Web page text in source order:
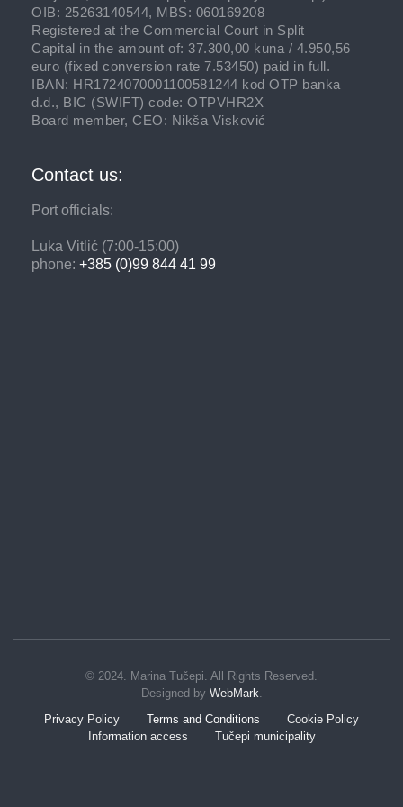
OIB: 25263140544, MBS: 060169208
Registered at the Commercial Court in Split
Capital in the amount of: 37.300,00 kuna / 4.950,56
euro (fixed conversion rate 7.53450) paid in full.
IBAN: HR1724070001100581244 kod OTP banka
d.d., BIC (SWIFT) code: OTPVHR2X
Board member, CEO: Nikša Visković
Contact us:
Port officials:
Luka Vitlić (7:00-15:00)
phone: +385 (0)99 844 41 99
© 2024. Marina Tučepi. All Rights Reserved.
Designed by WebMark
Privacy Policy
Terms and Conditions
Cookie Policy
Information access
Tučepi municipality